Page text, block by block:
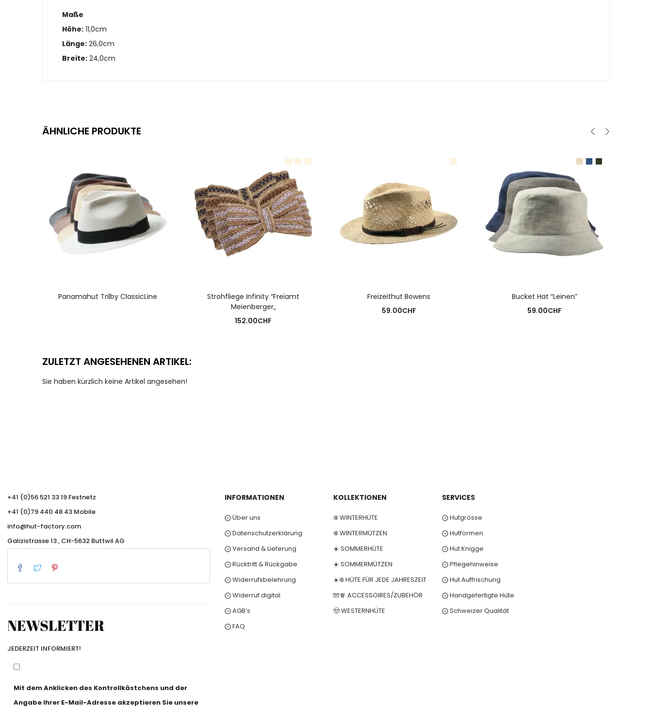
Maße
Höhe: 11,0cm
Länge: 26,0cm
Breite: 24,0cm
ÄHNLICHE PRODUKTE
Panamahut Trilby ClassicLine
Strohfliege Infinity “Freiamt
Meienberger„
152.00CHF
Freizeithut Bowens
59.00CHF
Bucket Hat “Leinen”
59.00CHF
ZULETZT ANGESEHENEN ARTIKEL:
Sie haben kürzlich keine Artikel angesehen!
+41 (0)56 521 33 19 Festnetz
+41 (0)79 440 48 43 Mobile
info@hut-factory.com
Galizistrasse 13 , CH-5632 Buttwil AG
NEWSLETTER
JEDERZEIT INFORMIERT!
Mit dem Anklicken des Kontrollkästchens und der
Angabe Ihrer E-Mail-Adresse akzeptieren Sie unsere
INFORMATIONEN
⨀ Über uns
⨀ Datenschutzerklärung
⨀ Versand & Lieferung
⨀ Rücktritt & Rückgabe
⨀ Widerrufsbelehrung
⨀ Widerruf digital
⨀ AGB’s
⨀ FAQ
KOLLEKTIONEN
❄️ WINTERHÜTE
❄️ WINTERMÜTZEN
☀️ SOMMERHÜTE
☀️ SOMMERMÜTZEN
☀️❄️ HÜTE FÜR JEDE JAHRESZEIT
🧤🧣 ACCESSOIRES/ZUBEHÖR
🤠 WESTERNHÜTE
SERVICES
⨀ Hutgrösse
⨀ Hutformen
⨀ Hut Knigge
⨀ Pflegehinweise
⨀ Hut Auffrischung
⨀ Handgefertigte Hüte
⨀ Schweizer Qualität